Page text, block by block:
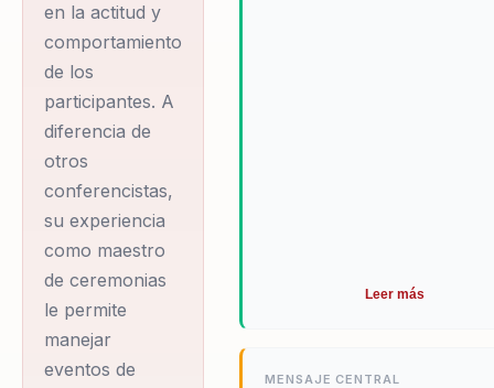
conferencista, Sr.
Corrales es un
maestro de
ceremonias
conocido por su
capacidad para
mantener a la
audiencia
comprometida y
entretenida, lo que
resulta en un
en la actitud y
comportamiento
de los
participantes. A
diferencia de
otros
conferencistas,
su experiencia
como maestro
de ceremonias
le permite
manejar
eventos de
Leer más
MENSAJE CENTRAL